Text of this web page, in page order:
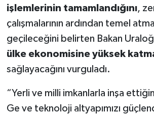
işlemlerinin tamamlandığını,
çalışmalarının ardından temel
geçileceğini belirten Bakan
ülke ekonomisine yüksek
sağlayacağını vurguladı.
“Yerli ve milli imkanlarla inşa
Ge ve teknoloji altyapımızı